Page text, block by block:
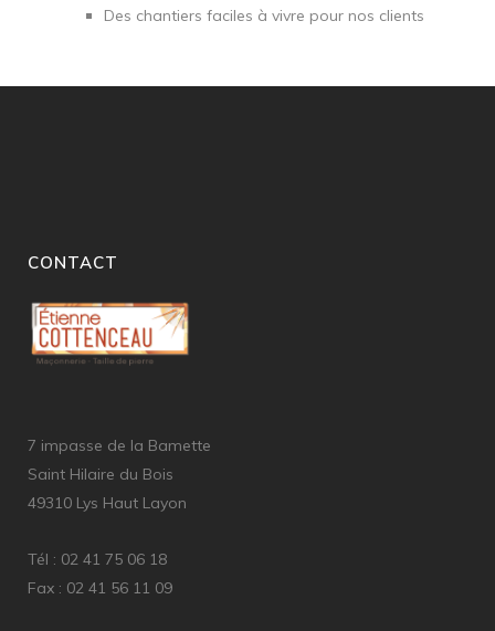
Des chantiers faciles à vivre pour nos clients
CONTACT
7 impasse de la Bamette
Saint Hilaire du Bois
49310 Lys Haut Layon
Tél : 02 41 75 06 18
Fax : 02 41 56 11 09